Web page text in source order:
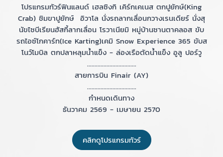
โปรแกรมทัวร์ฟินแลนด์ เฮลซิงกิ เคิร์กเคเนส ตกปูยักษ์(King
Crab) ชิมขาปูยักษ์ อิวาโล นั่งรถลากเลื่อนกวางเรนเดียร์ นั่งสุ
นัขไซบีเรียนฮัสกี้ลากเลื่อน โรวาเนียมิ หมู่บ้านซานตาคลอส ขับ
รถไอซ์โกคาร์ท(Ice Karting)เคมิ Snow Experience 365 ขับส
โนว์โมบิล ตกปลาหลุมน้ำแข็ง - ล่องเรือตัดน้ำแข็ง อูลู ปอร์วู
.................................
สายการบิน Finair (AY)
.................................
กำหนดเดินทาง
ธันวาคม 2569 - เมษายน 2570
คลิกดูโปรแกรมทัวร์